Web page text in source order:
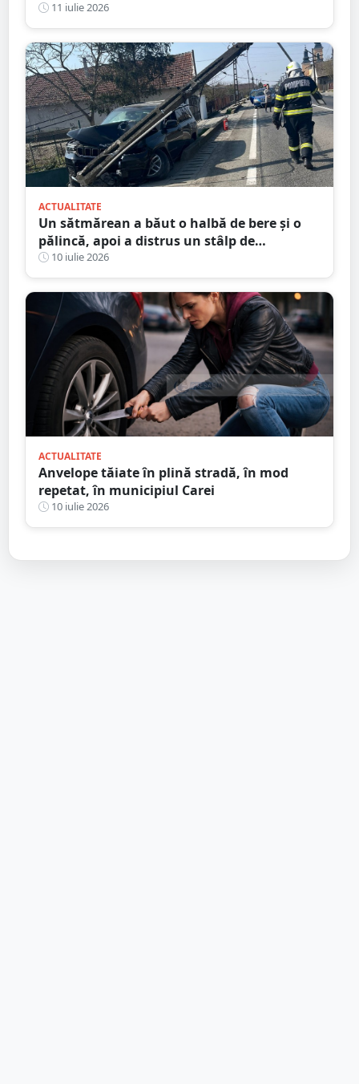
piept
11 iulie 2026
ACTUALITATE
Un sătmărean a băut o halbă de bere și o
pălincă, apoi a distrus un stâlp de
electricitate
10 iulie 2026
ACTUALITATE
Anvelope tăiate în plină stradă, în mod
repetat, în municipiul Carei
10 iulie 2026